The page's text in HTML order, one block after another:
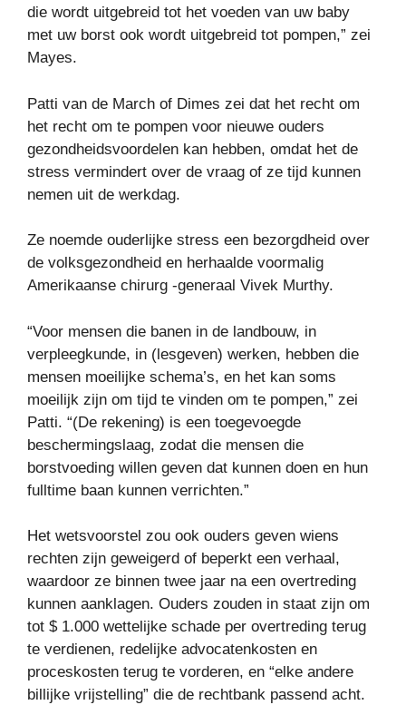
die wordt uitgebreid tot het voeden van uw baby
met uw borst ook wordt uitgebreid tot pompen,” zei
Mayes.
Patti van de March of Dimes zei dat het recht om
het recht om te pompen voor nieuwe ouders
gezondheidsvoordelen kan hebben, omdat het de
stress vermindert over de vraag of ze tijd kunnen
nemen uit de werkdag.
Ze noemde ouderlijke stress een bezorgdheid over
de volksgezondheid en herhaalde voormalig
Amerikaanse chirurg -generaal Vivek Murthy.
“Voor mensen die banen in de landbouw, in
verpleegkunde, in (lesgeven) werken, hebben die
mensen moeilijke schema’s, en het kan soms
moeilijk zijn om tijd te vinden om te pompen,” zei
Patti. “(De rekening) is een toegevoegde
beschermingslaag, zodat die mensen die
borstvoeding willen geven dat kunnen doen en hun
fulltime baan kunnen verrichten.”
Het wetsvoorstel zou ook ouders geven wiens
rechten zijn geweigerd of beperkt een verhaal,
waardoor ze binnen twee jaar na een overtreding
kunnen aanklagen. Ouders zouden in staat zijn om
tot $ 1.000 wettelijke schade per overtreding terug
te verdienen, redelijke advocatenkosten en
proceskosten terug te vorderen, en “elke andere
billijke vrijstelling” die de rechtbank passend acht.